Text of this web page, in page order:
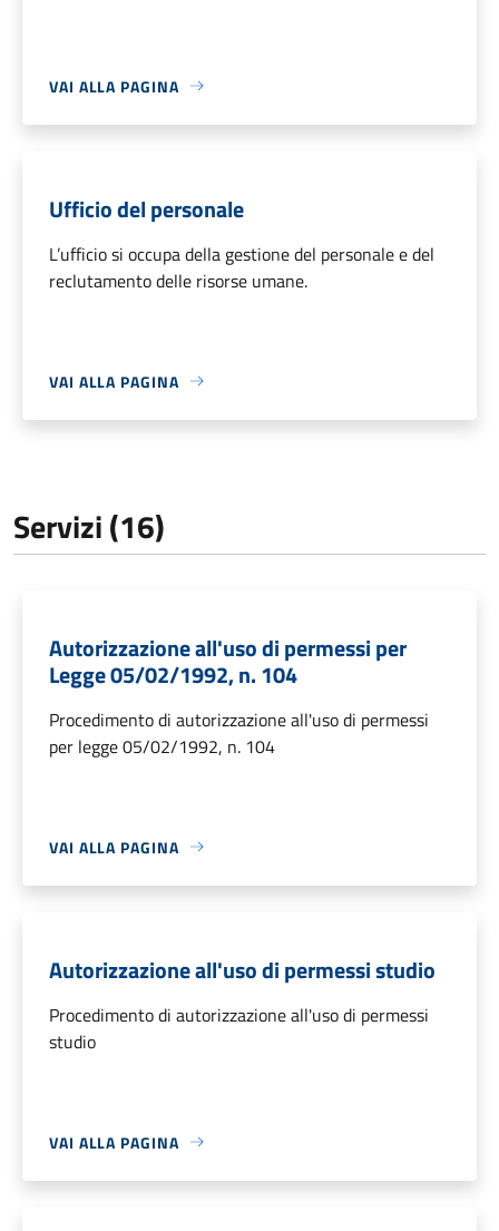
VAI ALLA PAGINA
Ufficio del personale
L’ufficio si occupa della gestione del personale e del
reclutamento delle risorse umane.
VAI ALLA PAGINA
Servizi (16)
Autorizzazione all'uso di permessi per
Legge 05/02/1992, n. 104
Procedimento di autorizzazione all'uso di permessi
per legge 05/02/1992, n. 104
VAI ALLA PAGINA
Autorizzazione all'uso di permessi studio
Procedimento di autorizzazione all'uso di permessi
studio
VAI ALLA PAGINA